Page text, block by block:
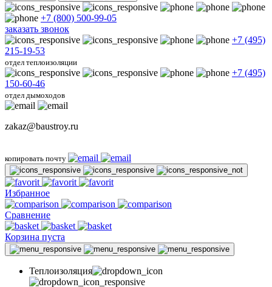
+7 (800) 500-99-05
заказать звонок
+7 (495)
215-19-53
отдел теплоизоляции
+7 (495)
150-60-46
отдел дымоходов
zakaz@baustroy.ru
копировать почту
Избранное
Сравнение
Корзина пуста
Теплоизоляция